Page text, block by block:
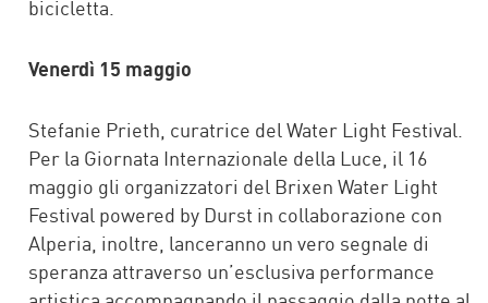
bicicletta.
Venerdì 15 maggio
Stefanie Prieth, curatrice del Water Light Festival.
Per la Giornata Internazionale della Luce, il 16
maggio gli organizzatori del Brixen Water Light
Festival powered by Durst in collaborazione con
Alperia, inoltre, lanceranno un vero segnale di
speranza attraverso un’esclusiva performance